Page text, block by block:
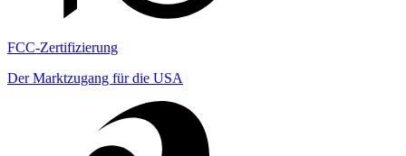
FCC-Zertifizierung
Der Marktzugang für die USA